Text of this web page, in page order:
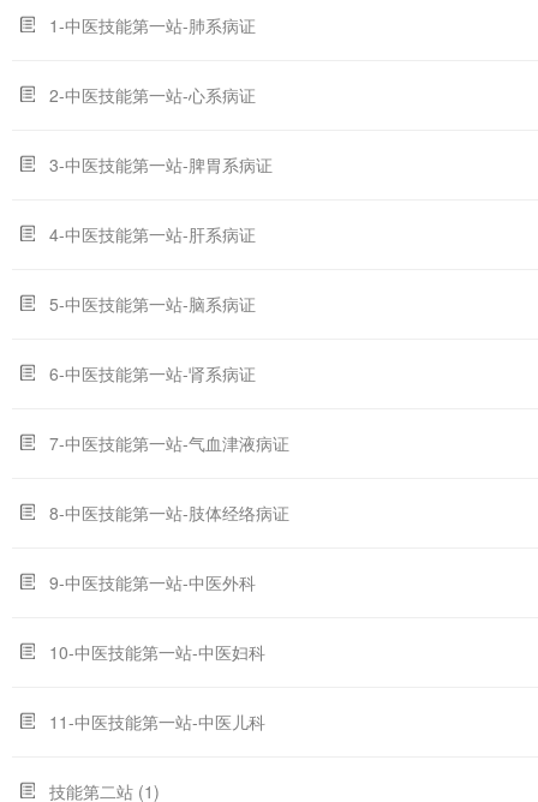
1-中医技能第一站-肺系病证
2-中医技能第一站-心系病证
3-中医技能第一站-脾胃系病证
4-中医技能第一站-肝系病证
5-中医技能第一站-脑系病证
6-中医技能第一站-肾系病证
7-中医技能第一站-气血津液病证
8-中医技能第一站-肢体经络病证
9-中医技能第一站-中医外科
10-中医技能第一站-中医妇科
11-中医技能第一站-中医儿科
技能第二站 (1)